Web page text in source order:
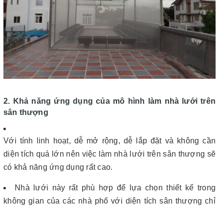
2. Khả năng ứng dụng của mô hình làm nhà lưới trên
sân thượng
Với tính linh hoạt, dễ mở rộng, dễ lắp đặt và không cần
diện tích quá lớn nên việc làm nhà lưới trên sân thượng sẽ
có khả năng ứng dụng rất cao.
Nhà lưới này rất phù hợp để lựa chọn thiết kế trong
không gian của các nhà phố với diện tích sân thượng chỉ